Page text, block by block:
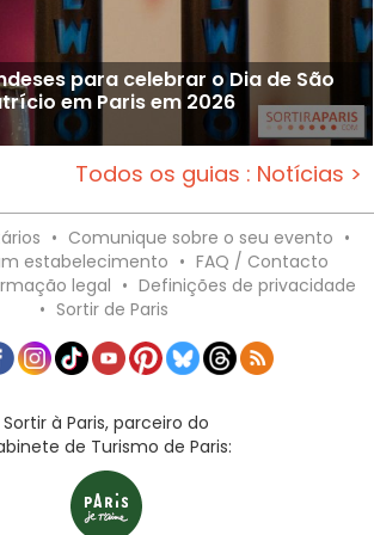
para celebrar o Dia de São
em Paris em 2026
Todos os guias : Notícias >
• Comunique sobre o seu evento •
estabelecimento • FAQ / Contacto
legal • Definições de privacidade
• Sortir de Paris
Sortir à Paris, parceiro do
de Turismo de Paris: